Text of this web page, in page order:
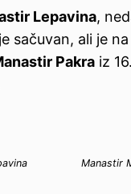
Lepavina,
sačuvan, ali je
Pakra iz
Manastir